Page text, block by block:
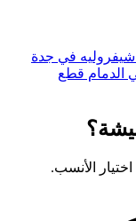
في جدة
الدمام قطع
الأنسب.